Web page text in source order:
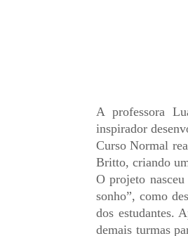
A professora
inspirador
Curso Normal
Britto, criando
O projeto
sonho”, como
dos estudantes.
demais turmas